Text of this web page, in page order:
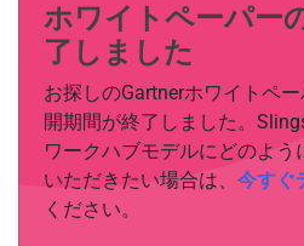
ホワイトペーパー
了しました
お探しのGartnerホワイトペ
開期間が終了しました。
ワークハブモデルにどのよ
いただきたい場合は、 今すぐ
ください。